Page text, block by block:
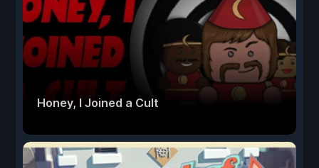
Honey, I Joined a Cult